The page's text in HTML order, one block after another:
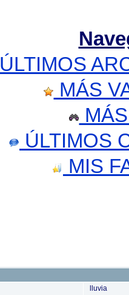
ÚLTIMOS
MÁS
ÚLTIMOS
MIS
lluvia